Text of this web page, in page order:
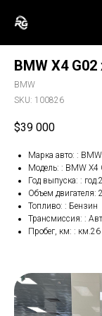
BMW X4
BMW
SKU: 100826
$39 000
Марка авто: :
Модель: : BMW X4
Год выпуска: :
Объем двигателя:
Топливо: : Бензин
Трансмиссия: :
Пробег, км: :